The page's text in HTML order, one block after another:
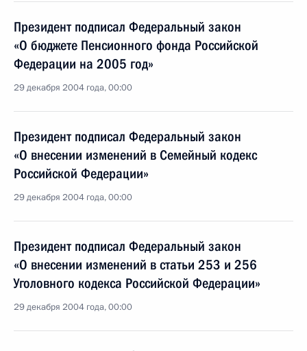
Президент подписал Федеральный закон
«О бюджете Пенсионного фонда Российской
Федерации на 2005 год»
29 декабря 2004 года, 00:00
Президент подписал Федеральный закон
«О внесении изменений в Семейный кодекс
Российской Федерации»
29 декабря 2004 года, 00:00
Президент подписал Федеральный закон
«О внесении изменений в статьи 253 и 256
Уголовного кодекса Российской Федерации»
29 декабря 2004 года, 00:00